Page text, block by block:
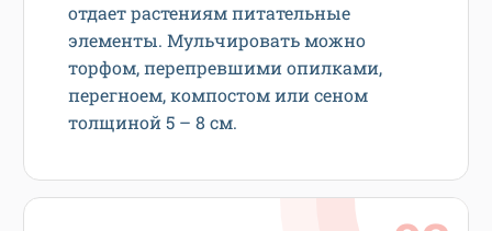
отдает растениям питательные
элементы. Мульчировать можно
торфом, перепревшими опилками,
перегноем, компостом или сеном
толщиной 5 – 8 см.